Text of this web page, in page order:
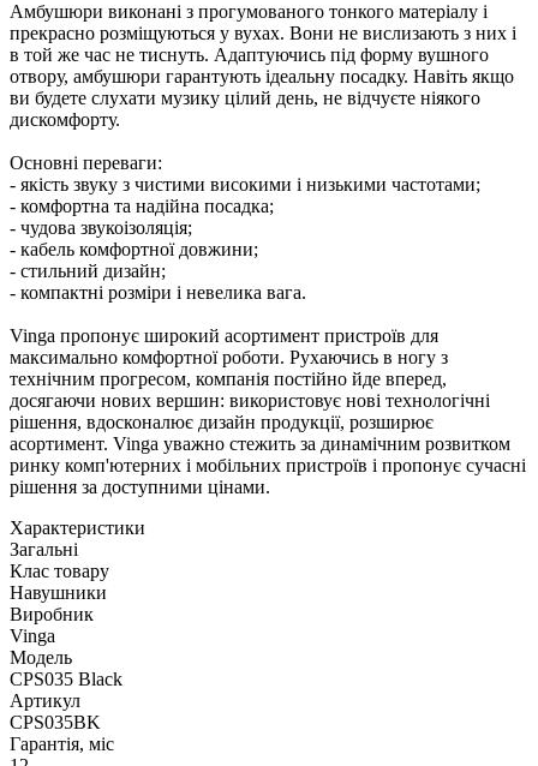
Амбушюри виконані з прогумованого тонкого матеріалу і
прекрасно розміщуються у вухах. Вони не вислизають з них і
в той же час не тиснуть. Адаптуючись під форму вушного
отвору, амбушюри гарантують ідеальну посадку. Навіть якщо
ви будете слухати музику цілий день, не відчуєте ніякого
дискомфорту.
Основні переваги:
- якість звуку з чистими високими і низькими частотами;
- комфортна та надійна посадка;
- чудова звукоізоляція;
- кабель комфортної довжини;
- стильний дизайн;
- компактні розміри і невелика вага.
Vinga пропонує широкий асортимент пристроїв для
максимально комфортної роботи. Рухаючись в ногу з
технічним прогресом, компанія постійно йде вперед,
досягаючи нових вершин: використовує нові технологічні
рішення, вдосконалює дизайн продукції, розширює
асортимент. Vinga уважно стежить за динамічним розвитком
ринку комп'ютерних і мобільних пристроїв і пропонує сучасні
рішення за доступними цінами.
Характеристики
Загальні
Клас товару
Навушники
Виробник
Vinga
Модель
CPS035 Black
Артикул
CPS035BK
Гарантія, міс